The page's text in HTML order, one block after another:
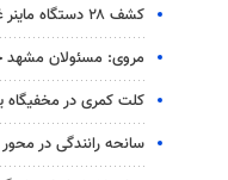
کشف ۲۸ دستگاه ماینر غیرمجاز از ۴ منزل مسکونی در بابلسر
مروی: مسئولان مشهد
کلت کمری در مخفیگاه
سانحه رانندگی در محور مغوئیه -